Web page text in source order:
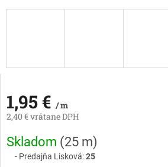
1,95 € / m
2,40 € vrátane DPH
Jednotková
cena:
Skladom (25 m)
Predajňa Lisková:25